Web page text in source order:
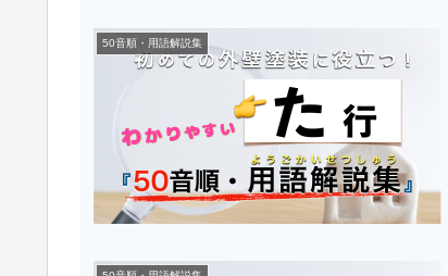
50音順・用語解説集